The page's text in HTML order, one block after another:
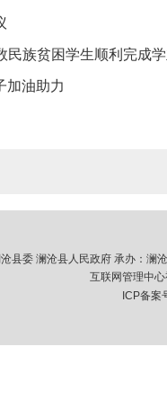
民族贫困学生顺利完成
加油助力
县委 澜沧县人民政府 承办：澜
互联网管理中
ICP备案